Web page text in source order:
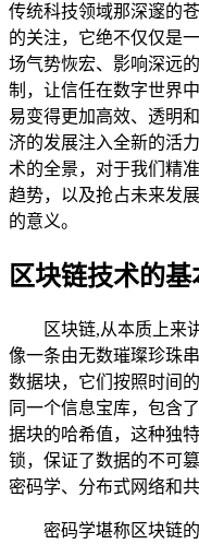
传统科技领域那深邃的
的关注，它绝不仅仅是
场气势恢宏、影响深远
制，让信任在数字世界
易变得更加高效、透明
济的发展注入全新的活
术的全景，对于我们精
趋势，以及抢占未来发
的意义。
区块链技术的
区块链,从本质上来
像一条由无数璀璨珍珠
数据块，它们按照时间
同一个信息宝库，包含
据块的哈希值，这种独
锁，保证了数据的不可
密码学、分布式网络和
密码学堪称区块链